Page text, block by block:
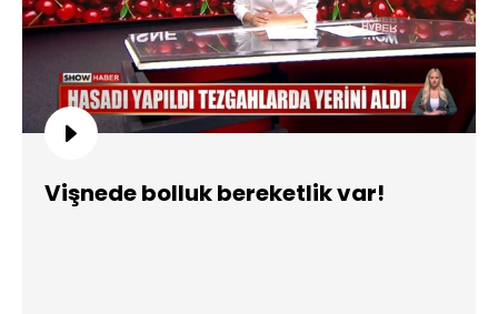
Vişnede bolluk bereketlik var!